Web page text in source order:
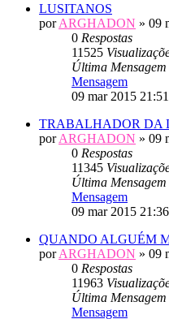
LUSITANOS
porARGHADON » 09
0 Respostas
11525
Última Mensagem
Mensagem
09 mar 2015 21:51
TRABALHADOR DA
porARGHADON » 09
0 Respostas
11345
Última Mensagem
Mensagem
09 mar 2015 21:36
QUANDO ALGUÉM
porARGHADON » 09
0 Respostas
11963
Última Mensagem
Mensagem